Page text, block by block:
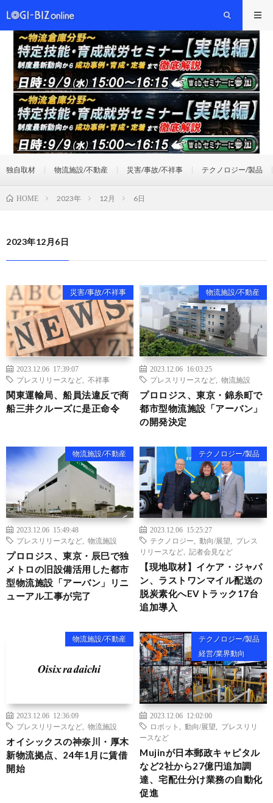
独自取材 物流施設/不動産 災害/事故/不祥事 テクノロジー/製品
HOME 2023年 12月 6日
2023年12月6日
災害/事故/不祥事
2023.12.06 17:39:07
プレスリリースなど
不祥事
関東運輸局、船員法違反で商
船三井クルーズに是正命令
物流施設/不動産
2023.12.06 16:03:25
プレスリリースなど
物流施設
プロロジス、東京・錦糸町で
都市型物流施設「アーバン」
の開発決定
物流施設/不動産
2023.12.06 15:49:48
プレスリリースなど
物流施設
プロロジス、東京・辰巳で独
メトロの旧設備活用した都市
型物流施設「アーバン」リニ
ューアル工事が完了
テクノロジー/製品
2023.12.06 15:25:27
テクノロジー
動向/展望
プレス
リリースなど
記者会見など
【現地取材】イケア・ジャパ
ン、ラストワンマイル配送の
脱炭素化へEVトラック17台
追加導入
物流施設/不動産
2023.12.06 12:36:09
プレスリリースなど
物流施設
オイシックスの神奈川・厚木
新物流拠点、24年1月に賃借
開始
テクノロジー/製品
経営/業界動向
2023.12.06 12:02:00
ロボット
動向/展望
プレスリリ
ースなど
Mujinが日本郵政キャピタル
など2社から27億円追加調
達、宅配仕分け業務の自動化
促進